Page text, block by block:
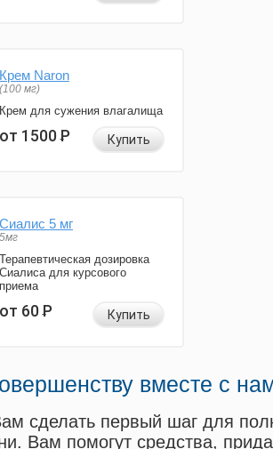
Крем Naron
(100 мг)
Крем для сужения влагалища
от 1500Р Купить
Сиалис 5 мг
5мг
Терапевтическая дозировка
Сиалиса для курсового
приема
от 60Р Купить
вместе с
сделать первый шаг для
Вам помогут средства,